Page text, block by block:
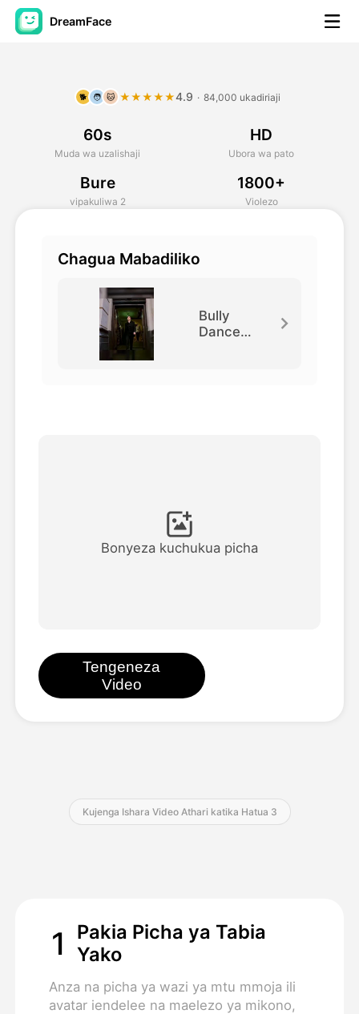
DreamFace
Video ya Avatar
Video ya AI
Picha
Angalia mifano yote
Blogi
🐕 🧑 🐱 ★★★★★4.9 · 84,000 ukadiriaji
60s
Muda wa uzalishaji
HD
Ubora wa pato
Bure
vipakuliwa 2
1800+
Violezo
Chagua Mabadiliko
Bully
Dance
Bonyeza kuchukua picha
Tengeneza
Video
Kujenga Ishara Video Athari katika Hatua 3
1
Pakia Picha ya Tabia
Yako
Anza na picha ya wazi ya mtu mmoja ili
avatar iendelee na maelezo ya mikono,